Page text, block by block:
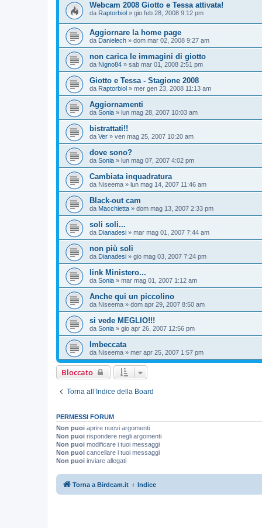
Webcam 2008 Giotto e Tessa attivata!
da Raptorbiol » gio feb 28, 2008 9:12 pm
Aggiornare la home page
da Danielech » dom mar 02, 2008 9:27 am
non carica le immagini di giotto
da Nigno84 » sab mar 01, 2008 2:51 pm
Giotto e Tessa - Stagione 2008
da Raptorbiol » mer gen 23, 2008 11:13 am
Aggiornamenti
da Sonia » lun mag 28, 2007 10:03 am
bistrattati!!
da Ver » ven mag 25, 2007 10:20 am
dove sono?
da Sonia » lun mag 07, 2007 4:02 pm
Cambiata inquadratura
da Niseema » lun mag 14, 2007 11:46 am
Black-out cam
da Macchietta » dom mag 13, 2007 2:33 pm
soli soli...
da Dianadesi » mar mag 01, 2007 7:44 am
non più soli
da Dianadesi » gio mag 03, 2007 7:24 pm
link Ministero...
da Sonia » mar mag 01, 2007 1:12 am
Anche qui un piccolino
da Niseema » dom apr 29, 2007 8:50 am
si vede MEGLIO!!!
da Sonia » gio apr 26, 2007 12:56 pm
Imbeccata
da Niseema » mer apr 25, 2007 1:57 pm
Bloccato
Torna all’Indice della Board
PERMESSI FORUM
Non puoi aprire nuovi argomenti
Non puoi rispondere negli argomenti
Non puoi modificare i tuoi messaggi
Non puoi cancellare i tuoi messaggi
Non puoi inviare allegati
Torna a Birdcam.it Indice